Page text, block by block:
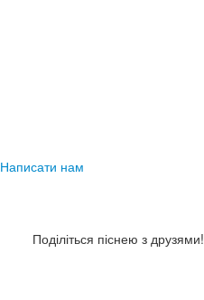
Написати нам
Поділіться піснею з друзями!